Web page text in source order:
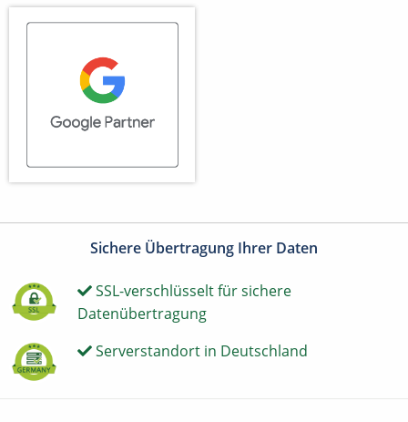
Sichere Übertragung Ihrer Daten
SSL-verschlüsselt für sichere
Datenübertragung
Serverstandort in Deutschland